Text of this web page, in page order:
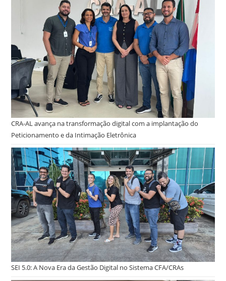
CRA-AL avança na transformação digital com a implantação do
Peticionamento e da Intimação Eletrônica
SEI 5.0: A Nova Era da Gestão Digital no Sistema CFA/CRAs